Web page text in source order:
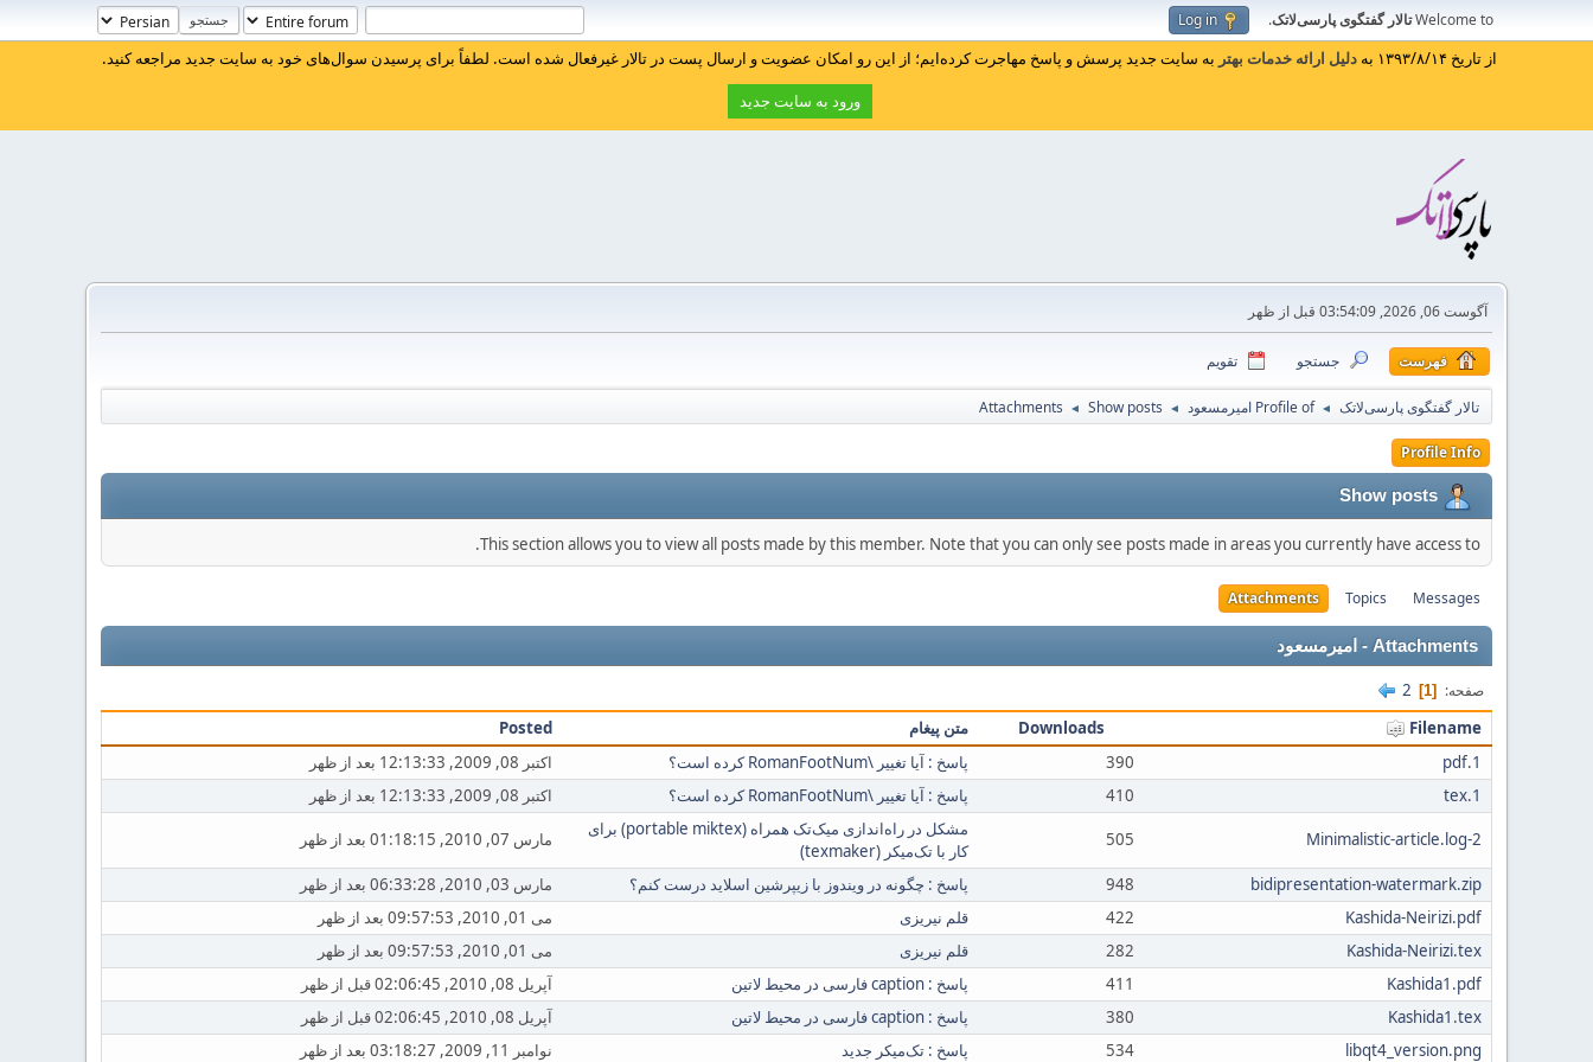
Welcome toتالار گفتگوی پارسی‌لاتک.
Log in
از تاریخ ۱۳۹۳/۸/۱۴ به دلیل ارائه خدمات بهتر به سایت جدید پرسش و پاسخ مهاجرت کرده‌ایم؛ از این رو امکان عضویت و ارسال پست در تالار غیرفعال شده است. لطفاً برای پرسیدن سوال‌های خود به سایت جدید مراجعه کنید.
ورود به سایت جدید
آگوست 06, 2026, 03:54:09 قبل از ظهر
فهرست جستجو تقویم
تالار گفتگوی پارسی‌لاتک ◄ Profile of امیرمسعود ◄
Show posts
◄
Attachments
Profile Info
Show posts
This section allows you to view all posts made by this member. Note that you can only see posts made in areas you currently have access to.
Messages
Topics
Attachments
Attachments - امیرمسعود
صفحه 1
2
Filename
Downloads متن پیغام
Posted
1.pdf
390 پاسخ : آیا تغییر \RomanFootNum کرده است؟
اکتبر 08, 2009, 12:13:33 بعد از ظهر
1.tex
410 پاسخ : آیا تغییر \RomanFootNum کرده است؟ اکتبر 08, 2009, 12:13:33 بعد از ظهر
2-Minimalistic-article.log
505
مشکل در راه‌اندازی میک‌تک همراه (portable miktex) برای
کار با تک‌میکر (texmaker)
مارس 07, 2010, 01:18:15 بعد از ظهر
bidipresentation-watermark.zip
948 پاسخ : چگونه در ویندوز با زیپرشین اسلاید درست کنم؟
مارس 03, 2010, 06:33:28 بعد از ظهر
Kashida-Neirizi.pdf
422 قلم نیریزی
می 01, 2010, 09:57:53 بعد از ظهر
Kashida-Neirizi.tex
282 قلم نیریزی
می 01, 2010, 09:57:53 بعد از ظهر
Kashida1.pdf
411 پاسخ : caption فارسی در محیط لاتین
آپریل 08, 2010, 02:06:45 قبل از ظهر
Kashida1.tex
380 پاسخ : caption فارسی در محیط لاتین
آپریل 08, 2010, 02:06:45 قبل از ظهر
libqt4_version.png
534 پاسخ : تک‌میکر جدید نوامبر 11, 2009, 03:18:27 بعد از ظهر